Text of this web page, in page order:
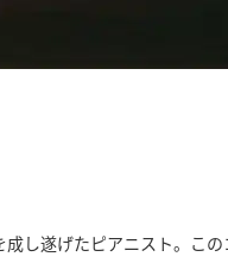
し遂げたピアニスト。こ